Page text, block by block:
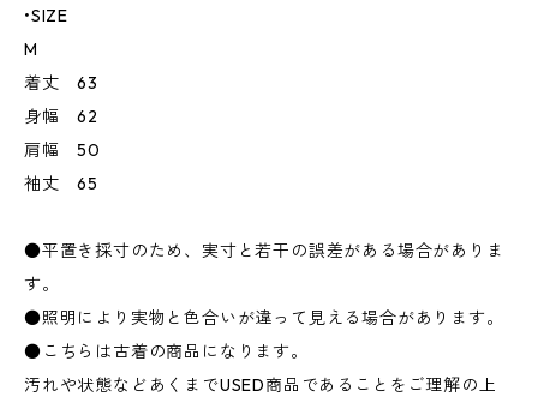
•SIZE
M
着丈 63
身幅 62
肩幅 50
袖丈 65
●平置き採寸のため、実寸と若干の誤差がある場合がありま
す。
●照明により実物と色合いが違って見える場合があります。
●こちらは古着の商品になります。
汚れや状態などあくまでUSED商品であることをご理解の上